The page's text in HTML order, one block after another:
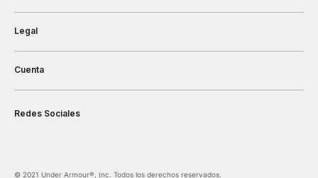
Legal
Cuenta
Redes Sociales
©️ 2021 Under Armour®️, Inc. Todos los derechos reservados.